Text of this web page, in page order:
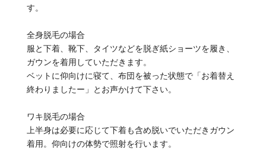
す。
全身脱毛の場合
服と下着、靴下、タイツなどを脱ぎ紙ショーツを履き、
ガウンを着用していただきます。
ベットに仰向けに寝て、布団を被った状態で「お着替え
終わりましたー」とお声かけて下さい。
ワキ脱毛の場合
上半身は必要に応じて下着も含め脱いでいただきガウン
着用。仰向けの体勢で照射を行います。